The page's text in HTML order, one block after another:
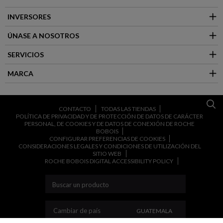
INVERSORES
ÚNASE A NOSOTROS
SERVICIOS
MARCA
CONTACTO
TODAS LAS TIENDAS
POLÍTICA DE PRIVACIDAD Y DE PROTECCIÓN DE DATOS DE CARÁCTER
PERSONAL, DE COOKIES Y DE DATOS DE CONEXIÓN DE ROCHE
BOBOIS
CONFIGURAR PREFERENCIAS DE COOKIES
CONSIDERACIONES LEGALES Y CONDICIONES DE UTILIZACIÓN DEL
SITIO WEB
ROCHE BOBOIS DIGITAL ACCESSIBILITY POLICY
Cambiar de país CAMBIAR DE PAÍS
GUATEMALA